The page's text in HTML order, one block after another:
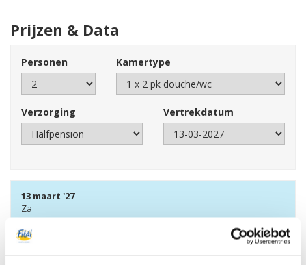
Prijzen & Data
Personen Kamertype
Verzorging Vertrekdatum
13 maart '27
Za